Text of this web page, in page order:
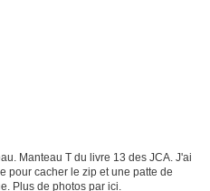
Manteau T du livre 13 des JCA. J'ai
pour cacher le zip et une patte de
Plus de photos par ici.